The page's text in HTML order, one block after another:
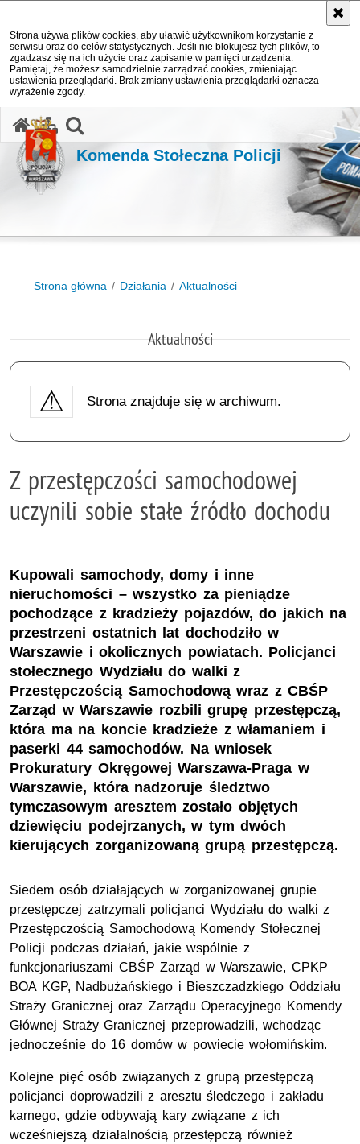
Strona używa plików cookies, aby ułatwić użytkownikom korzystanie z
serwisu oraz do celów statystycznych. Jeśli nie blokujesz tych plików, to
zgadzasz się na ich użycie oraz zapisanie w pamięci urządzenia.
Pamiętaj, że możesz samodzielnie zarządzać cookies, zmieniając
ustawienia przeglądarki. Brak zmiany ustawienia przeglądarki oznacza
wyrażenie zgody.
Komenda Stołeczna Policji
Strona główna Działania Aktualności
Aktualności
Strona znajduje się w archiwum.
Z przestępczości samochodowej
uczynili sobie stałe źródło dochodu
Kupowali samochody, domy i inne
nieruchomości – wszystko za pieniądze
pochodzące z kradzieży pojazdów, do jakich na
przestrzeni ostatnich lat dochodziło w
Warszawie i okolicznych powiatach. Policjanci
stołecznego Wydziału do walki z
Przestępczością Samochodową wraz z CBŚP
Zarząd w Warszawie rozbili grupę przestępczą,
która ma na koncie kradzieże z włamaniem i
paserki 44 samochodów. Na wniosek
Prokuratury Okręgowej Warszawa-Praga w
Warszawie, która nadzoruje śledztwo
tymczasowym aresztem zostało objętych
dziewięciu podejrzanych, w tym dwóch
kierujących zorganizowaną grupą przestępczą.
Siedem osób działających w zorganizowanej grupie
przestępczej zatrzymali policjanci Wydziału do walki z
Przestępczością Samochodową Komendy Stołecznej
Policji podczas działań, jakie wspólnie z
funkcjonariuszami CBŚP Zarząd w Warszawie, CPKP
BOA KGP, Nadbużańskiego i Bieszczadzkiego Oddziału
Straży Granicznej oraz Zarządu Operacyjnego Komendy
Głównej Straży Granicznej przeprowadzili, wchodząc
jednocześnie do 16 domów w powiecie wołomińskim.
Kolejne pięć osób związanych z grupą przestępczą
policjanci doprowadzili z aresztu śledczego i zakładu
karnego, gdzie odbywają kary związane z ich
wcześniejszą działalnością przestępczą również